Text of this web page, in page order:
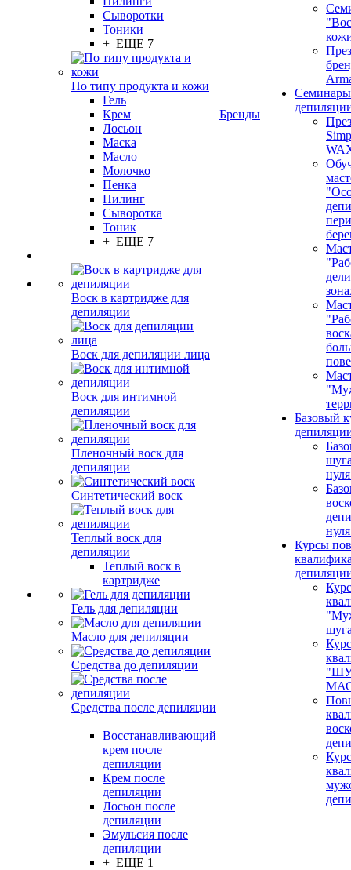
Сыворотки
Тоники
+ ЕЩЕ 7
По типу продукта и кожи
Гель
Крем
Лосьон
Маска
Масло
Молочко
Пенка
Пилинг
Сыворотка
Тоник
+ ЕЩЕ 7
Воск в картридже для
депиляции
Воск для депиляции лица
Воск для интимной
депиляции
Пленочный воск для
депиляции
Синтетический воск
Теплый воск для
депиляции
Теплый воск в
картридже
Гель для депиляции
Масло для депиляции
Средства до депиляции
Средства после депиляции
Восстанавливающий
крем после
депиляции
Крем после
депиляции
Лосьон после
депиляции
Эмульсия после
депиляции
+ ЕЩЕ 1
Бренды
Базовый
Курсы